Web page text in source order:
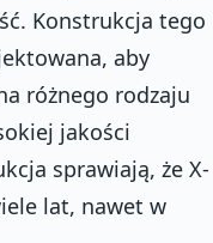
Konstrukcja tego
aby
różnego rodzaju
jakości
sprawiają, że X-
lat, nawet w